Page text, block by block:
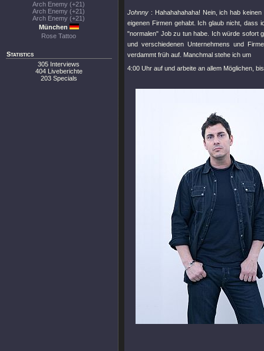
Arch Enemy (+21)
Arch Enemy (+21)
Arch Enemy (+21)
München
Rose Tattoo
Statistics
305 Interviews
404 Liveberichte
203 Specials
Johnny : Hahahahahaha! Nein, ich hab
eigenen Firmen gehabt. Ich glaub nicht, dass
"normalen" Job zu tun habe. Ich würde sofort
und verschiedenen Unternehmens und
verdammt früh auf. Manchmal stehe ich um
4:00 Uhr auf und arbeite an allem Möglichen,